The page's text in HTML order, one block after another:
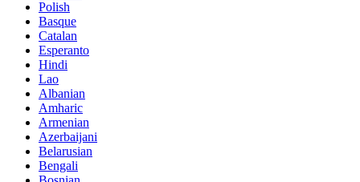
Polish
Basque
Catalan
Esperanto
Hindi
Lao
Albanian
Amharic
Armenian
Azerbaijani
Belarusian
Bengali